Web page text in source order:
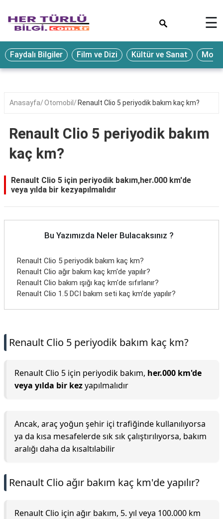
Eğitim
Ekonomi
Seyahat
Oyun
Yaşam
Hukuk
☰
Faydalı Bilgiler Film ve Dizi Kültür ve Sanat
Anasayfa Otomobil Renault Clio 5 periyodik bakım kaç km?
Renault Clio 5 periyodik bakım
kaç km?
Renault Clio 5 için periyodik bakım,her.000 km'de
veya yılda bir kezyapılmalıdır
Bu Yazımızda Neler Bulacaksınız ?
Renault Clio 5 periyodik bakım kaç km?
Renault Clio ağır bakım kaç km'de yapılır?
Renault Clio bakım ışığı kaç km'de sıfırlanır?
Renault Clio 1.5 DCI bakım seti kaç km'de yapılır?
Renault Clio 5 periyodik bakım kaç km?
Renault Clio 5 için periyodik bakım, her.000 km'de
veya yılda bir kezyapılmalıdır
Ancak, araç yoğun şehir içi trafiğinde kullanılıyorsa
ya da kısa mesafelerde sık sık çalıştırılıyorsa, bakım
aralığı daha da kısaltılabilir
Renault Clio ağır bakım kaç km'de yapılır?
Renault Clio için ağır bakım, 5. yıl veya 100.000 km